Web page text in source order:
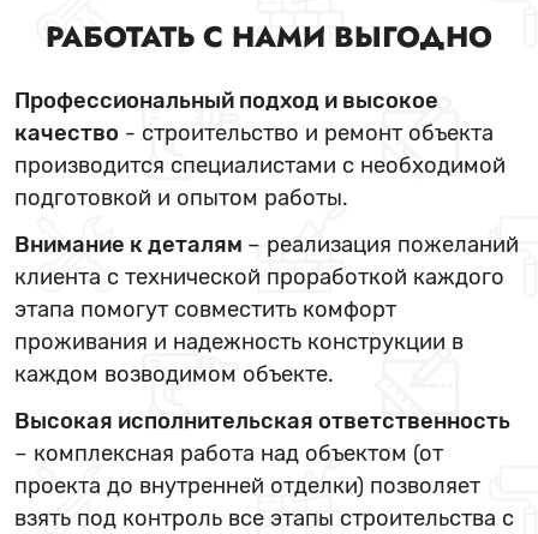
РАБОТАТЬ С НАМИ ВЫГОДНО
Профессиональный подход и высокое
качество - строительство и ремонт объекта
производится специалистами с необходимой
подготовкой и опытом работы.
Внимание к деталям – реализация пожеланий
клиента с технической проработкой каждого
этапа помогут совместить комфорт
проживания и надежность конструкции в
каждом возводимом объекте.
Высокая исполнительская ответственность
– комплексная работа над объектом (от
проекта до внутренней отделки) позволяет
взять под контроль все этапы строительства с